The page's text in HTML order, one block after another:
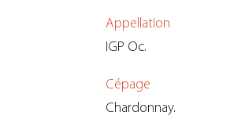
Appellation
IGP Oc.
Cépage
Chardonnay.